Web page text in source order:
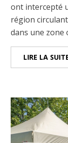
ont intercepté
région
dans une zone
LIRE LA